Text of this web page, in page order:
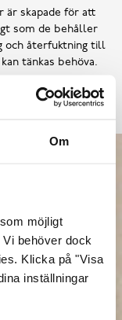
Om
möjligt
behöver dock
Klicka på "Visa
inställningar
är skapade för att
som de behåller
och återfuktning till
tänkas behöva.